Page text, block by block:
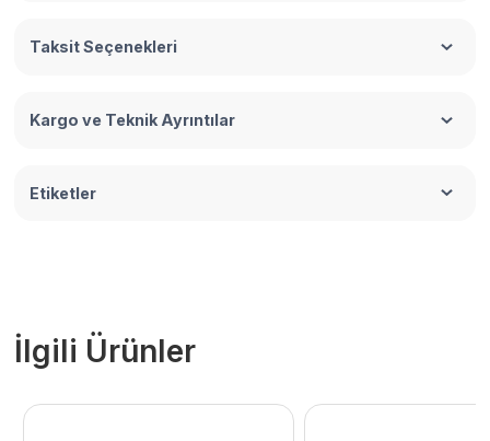
Taksit Seçenekleri
Kargo ve Teknik Ayrıntılar
Etiketler
İlgili Ürünler